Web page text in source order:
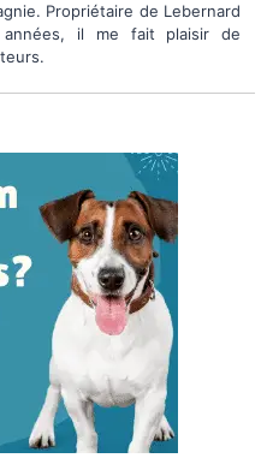
Propriétaire de Lebernard
années, il me fait plaisir de